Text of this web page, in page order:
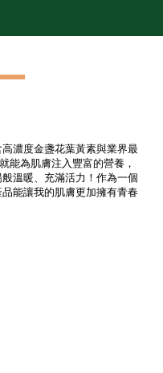
濃度金盞花葉黃素與業界最
能為肌膚注入豐富的營養，
溫暖、充滿活力！作為一個
能讓我的肌膚更加擁有青春